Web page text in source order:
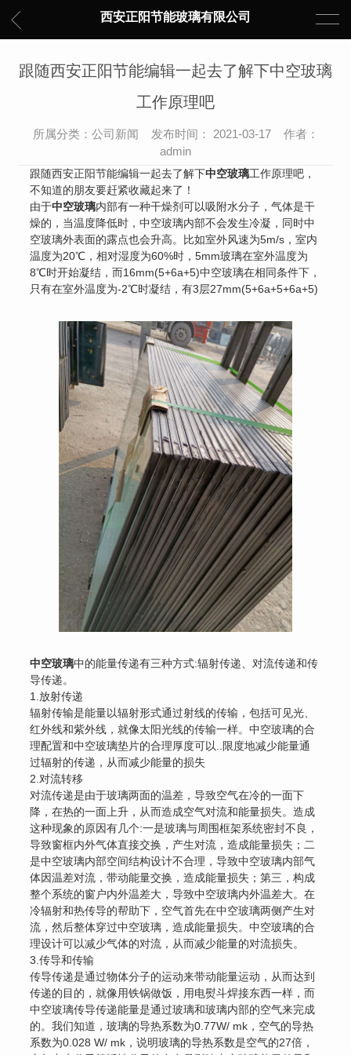
西安正阳节能玻璃有限公司
跟随西安正阳节能编辑一起去了解下中空玻璃
工作原理吧
所属分类：公司新闻 发布时间： 2021-03-17 作者：
admin
跟随西安正阳节能编辑一起去了解下中空玻璃工作原理吧，
不知道的朋友要赶紧收藏起来了！
由于中空玻璃内部有一种干燥剂可以吸附水分子，气体是干
燥的，当温度降低时，中空玻璃内部不会发生冷凝，同时中
空玻璃外表面的露点也会升高。比如室外风速为5m/s，室内
温度为20℃，相对湿度为60%时，5mm玻璃在室外温度为
8℃时开始凝结，而16mm(5+6a+5)中空玻璃在相同条件下，
只有在室外温度为-2℃时凝结，有3层27mm(5+6a+5+6a+5)
中空玻璃中的能量传递有三种方式:辐射传递、对流传递和传
导传递。
1.放射传递
辐射传输是能量以辐射形式通过射线的传输，包括可见光、
红外线和紫外线，就像太阳光线的传输一样。中空玻璃的合
理配置和中空玻璃垫片的合理厚度可以..限度地减少能量通
过辐射的传递，从而减少能量的损失
2.对流转移
对流传递是由于玻璃两面的温差，导致空气在冷的一面下
降，在热的一面上升，从而造成空气对流和能量损失。造成
这种现象的原因有几个:一是玻璃与周围框架系统密封不良，
导致窗框内外气体直接交换，产生对流，造成能量损失；二
是中空玻璃内部空间结构设计不合理，导致中空玻璃内部气
体因温差对流，带动能量交换，造成能量损失；第三，构成
整个系统的窗户内外温差大，导致中空玻璃内外温差大。在
冷辐射和热传导的帮助下，空气首先在中空玻璃两侧产生对
流，然后整体穿过中空玻璃，造成能量损失。中空玻璃的合
理设计可以减少气体的对流，从而减少能量的对流损失。
3.传导和传输
传导传递是通过物体分子的运动来带动能量运动，从而达到
传递的目的，就像用铁锅做饭，用电熨斗焊接东西一样，而
中空玻璃传导传递能量是通过玻璃和玻璃内部的空气来完成
的。我们知道，玻璃的导热系数为0.77W/ mk，空气的导热
系数为0.028 W/ mk，说明玻璃的导热系数是空气的27倍，